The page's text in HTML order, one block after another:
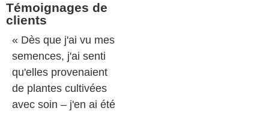
Témoignages de
clients
« Dès que j'ai vu mes
semences, j'ai senti
qu'elles provenaient
de plantes cultivées
avec soin – j'en ai été